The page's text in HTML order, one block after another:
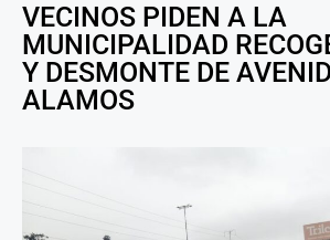
VECINOS PIDEN A LA
MUNICIPALIDAD
Y DESMONTE DE
ALAMOS